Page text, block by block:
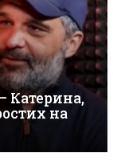
Катерина,
на